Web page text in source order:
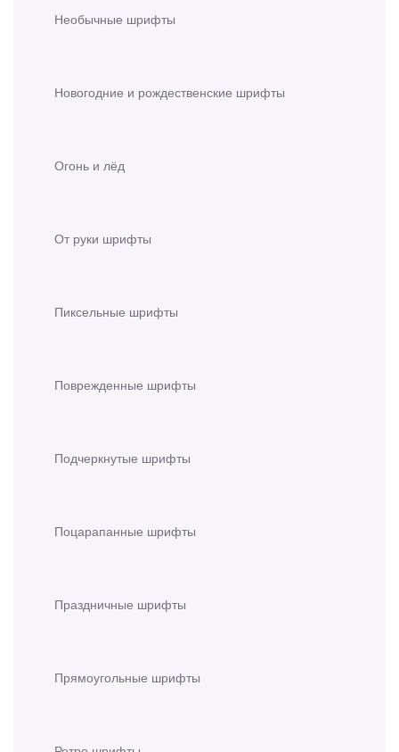
Необычные шрифты
Новогодние и рождественские шрифты
Огонь и лёд
От руки шрифты
Пиксельные шрифты
Поврежденные шрифты
Подчеркнутые шрифты
Поцарапанные шрифты
Праздничные шрифты
Прямоугольные шрифты